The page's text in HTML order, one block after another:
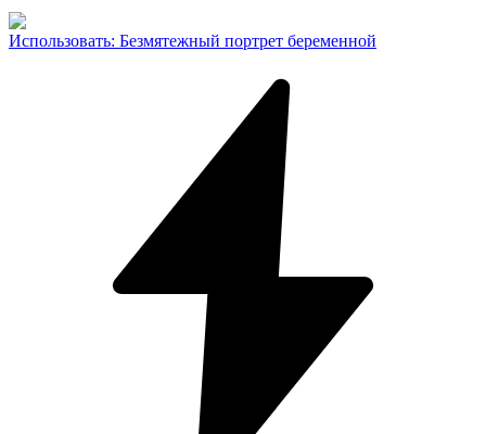
Использовать: Безмятежный портрет беременной